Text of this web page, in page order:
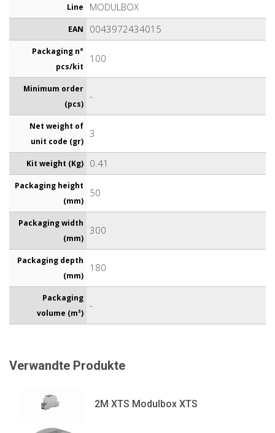
Line MODULBOX
EAN 0043972434015
Packaging n°
pcs/kit
100
Minimum order
(pcs)
-
Net weight of
unit code (gr)
3
Kit weight (Kg) 0.41
Packaging height
(mm)
50
Packaging width
(mm)
300
Packaging depth
(mm)
180
Packaging
volume (m³)
-
Verwandte Produkte
2M XTS Modulbox XTS